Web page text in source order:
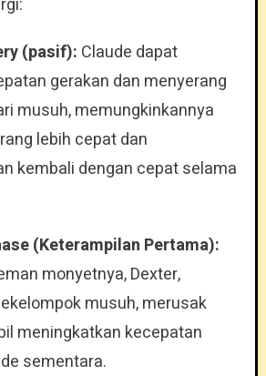
(pasif): Claude dapat
gerakan dan menyerang
musuh, memungkinkannya
lebih cepat dan
kembali dengan cepat selama
(Keterampilan Pertama):
monyetnya, Dexter,
musuh, merusak
meningkatkan kecepatan
sementara.